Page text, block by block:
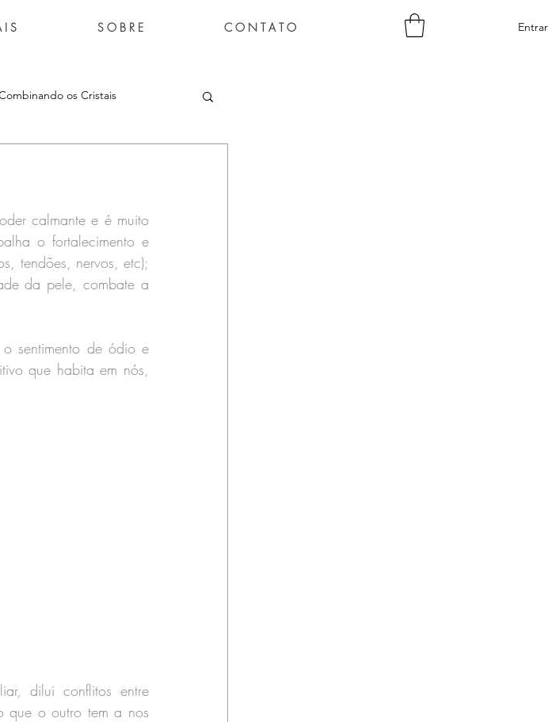
I S S O B R E C O N T A T O Entrar
os Cristais
calmante e é muito
o fortalecimento e
tendões, nervos, etc);
da pele, combate a
sentimento de ódio e
que habita em nós,
dilui conflitos entre
que o outro tem a nos